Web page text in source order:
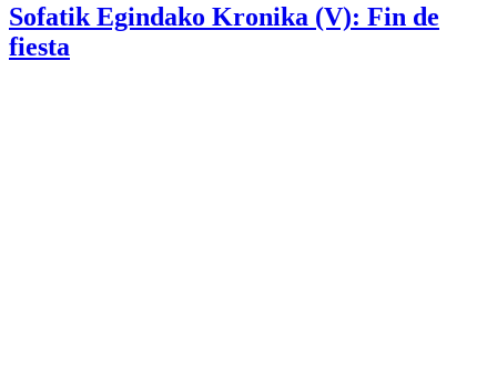
Sofatik Egindako Kronika (V): Fin de
fiesta